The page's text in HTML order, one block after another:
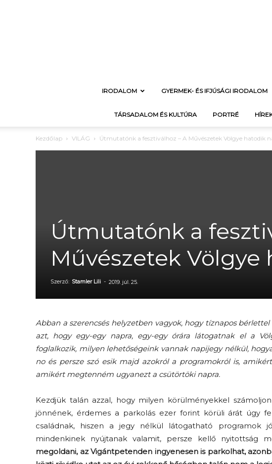
IRODALOM GYERMEK- ÉS IFJÚSÁGI IRODALOM
TÁRSADALOM ÉS KULTÚRA PORTRÉ
Kezdőlap VILÁG Útmutatónk a fesztiválhoz – A Művészetek Völgye hatodik
Útmutatónk a
Művészetek Völgye
Szerző: Stamler Lili - 2019. júl. 25.
Abban a szerencsés helyzetben vagyok, hogy tíznapos
azt, hogy egy-egy napra, egy-egy órára látogatnak el a
foglalkozik, milyen lehetőségeink vannak napijegy nélkül,
no és persze szó esik majd azokról a programokról is,
amikért megtenném ugyanezt a csütörtöki napra.
Kezdjük talán azzal, hogy milyen körülményekkel
jönnének, érdemes a parkolás ezer forint körüli árát úgy
családnak, hiszen a jegy nélkül látogatható programok
mindenkinek nyújtanak valamit, persze kellő nyitottság
megoldani, az Vigántpetenden ingyenesen is parkolhat,